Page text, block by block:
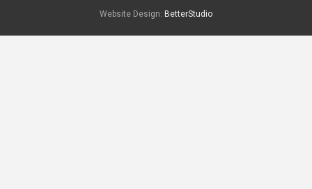
Website Design: BetterStudio